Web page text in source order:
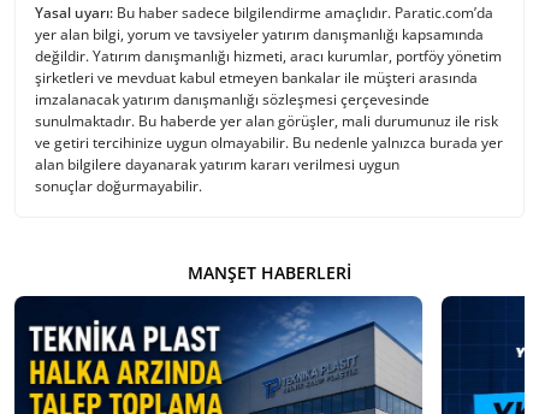
Yasal uyarı: Bu haber sadece bilgilendirme amaçlıdır. Paratic.com’da
yer alan bilgi, yorum ve tavsiyeler yatırım danışmanlığı kapsamında
değildir. Yatırım danışmanlığı hizmeti, aracı kurumlar, portföy yönetim
şirketleri ve mevduat kabul etmeyen bankalar ile müşteri arasında
imzalanacak yatırım danışmanlığı sözleşmesi çerçevesinde
sunulmaktadır. Bu haberde yer alan görüşler, mali durumunuz ile risk
ve getiri tercihinize uygun olmayabilir. Bu nedenle yalnızca burada yer
alan bilgilere dayanarak yatırım kararı verilmesi uygun
sonuçlar doğurmayabilir.
MANŞET HABERLERI